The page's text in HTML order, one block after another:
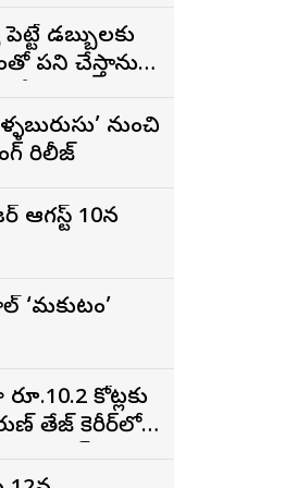
పెట్టే డబ్బులకు
పని చేస్తాను”
నుంచి
రిలీజ్
ఆగస్ట్ 10న
‘మకుటం’
కోట్లకు
తేజ్ కెరీర్‌లోనే